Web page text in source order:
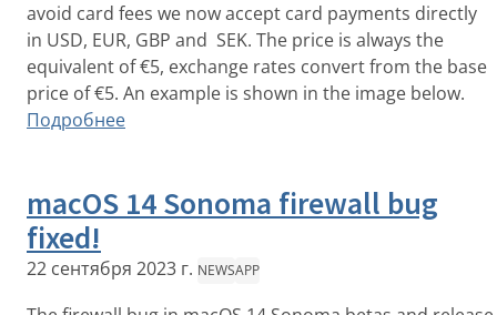
avoid card fees we now accept card payments directly
in USD, EUR, GBP and SEK. The price is always the
equivalent of €5, exchange rates convert from the base
price of €5. An example is shown in the image below.
Подробнее
macOS 14 Sonoma firewall bug
fixed!
22 сентября 2023 г. NEWSAPP